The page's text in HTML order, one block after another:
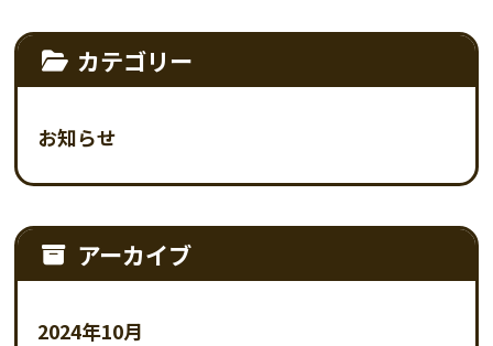
カテゴリー
お知らせ
アーカイブ
2024年10月